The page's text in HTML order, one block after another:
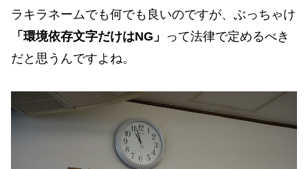
ラキラネームでも何でも良いのですが、ぶっちゃけ
「環境依存文字だけはNG」 って法律で定めるべき
だと思うんですよね。